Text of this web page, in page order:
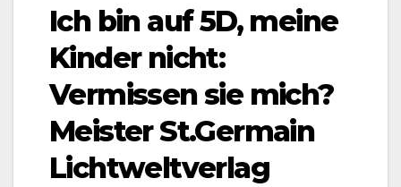
Ich bin auf 5D, meine
Kinder nicht:
Vermissen sie mich?
Meister St.Germain
Lichtweltverlag